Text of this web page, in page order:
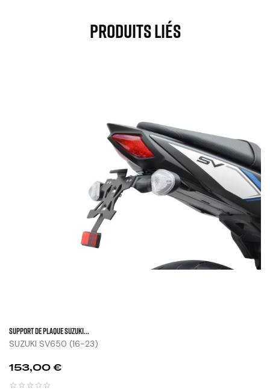
Produits Liés
SUPPORT DE PLAQUE SUZUKI...
SUZUKI SV650 (16-23)
Prix
153,00 €